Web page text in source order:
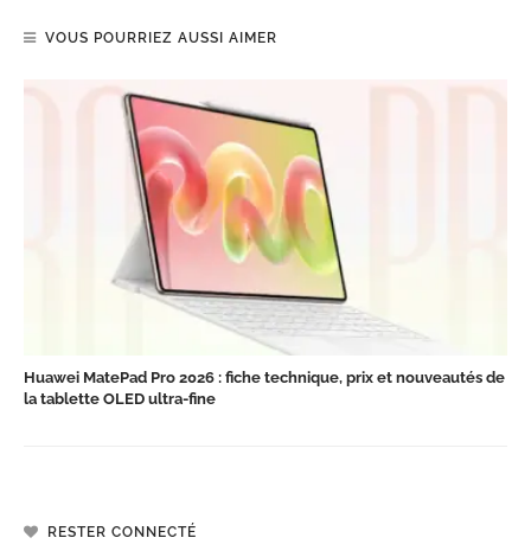
VOUS POURRIEZ AUSSI AIMER
Huawei MatePad Pro 2026 : fiche technique, prix et nouveautés de
la tablette OLED ultra-fine
RESTER CONNECTÉ